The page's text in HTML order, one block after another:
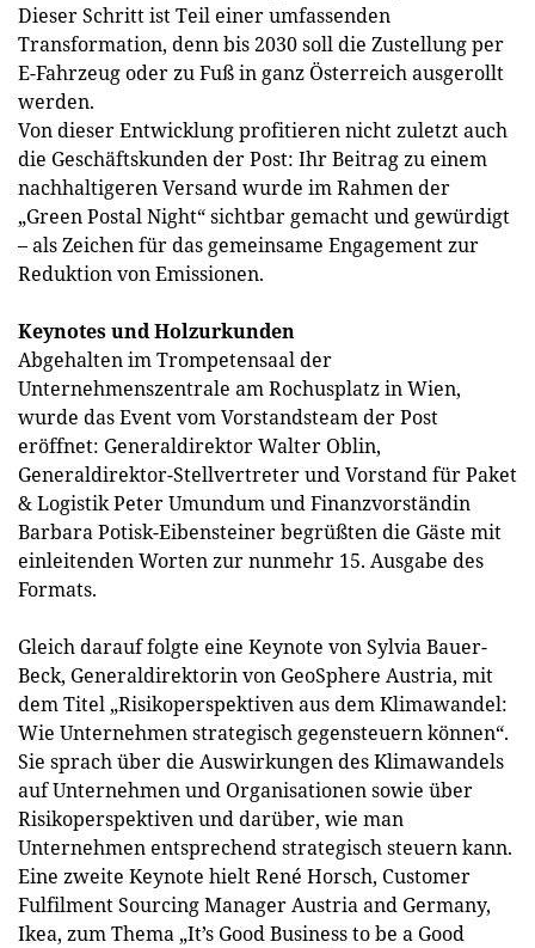
Dieser Schritt ist Teil einer umfassenden
Transformation, denn bis 2030 soll die Zustellung per
E-Fahrzeug oder zu Fuß in ganz Österreich ausgerollt
werden.
Von dieser Entwicklung profitieren nicht zuletzt auch
die Geschäftskunden der Post: Ihr Beitrag zu einem
nachhaltigeren Versand wurde im Rahmen der
„Green Postal Night“ sichtbar gemacht und gewürdigt
– als Zeichen für das gemeinsame Engagement zur
Reduktion von Emissionen.
Keynotes und Holzurkunden
Abgehalten im Trompetensaal der
Unternehmenszentrale am Rochusplatz in Wien,
wurde das Event vom Vorstandsteam der Post
eröffnet: Generaldirektor Walter Oblin,
Generaldirektor-Stellvertreter und Vorstand für Paket
& Logistik Peter Umundum und Finanzvorständin
Barbara Potisk-Eibensteiner begrüßten die Gäste mit
einleitenden Worten zur nunmehr 15. Ausgabe des
Formats.
Gleich darauf folgte eine Keynote von Sylvia Bauer-
Beck, Generaldirektorin von GeoSphere Austria, mit
dem Titel „Risikoperspektiven aus dem Klimawandel:
Wie Unternehmen strategisch gegensteuern können“.
Sie sprach über die Auswirkungen des Klimawandels
auf Unternehmen und Organisationen sowie über
Risikoperspektiven und darüber, wie man
Unternehmen entsprechend strategisch steuern kann.
Eine zweite Keynote hielt René Horsch, Customer
Fulfilment Sourcing Manager Austria and Germany,
Ikea, zum Thema „It’s Good Business to be a Good